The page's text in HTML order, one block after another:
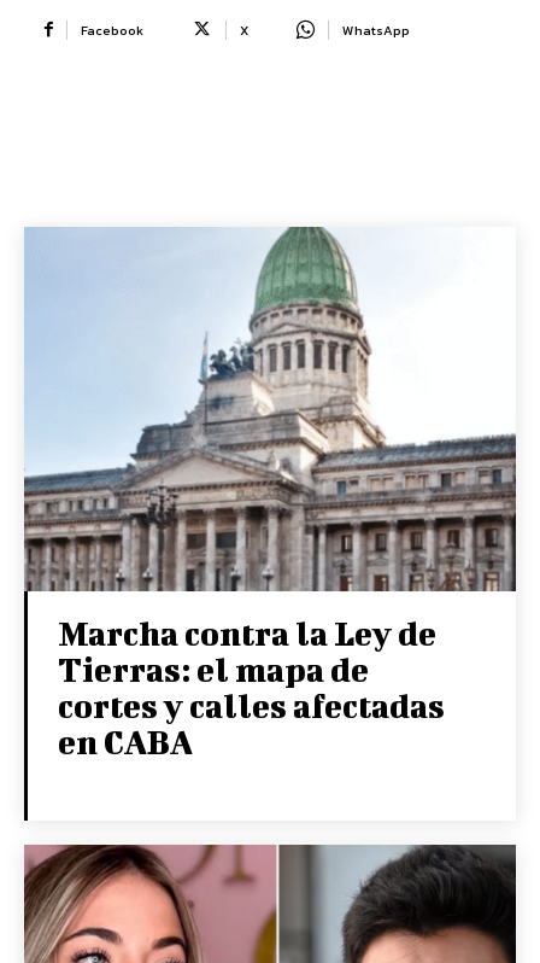
Facebook X WhatsApp
Marcha contra la Ley de
Tierras: el mapa de
cortes y calles afectadas
en CABA